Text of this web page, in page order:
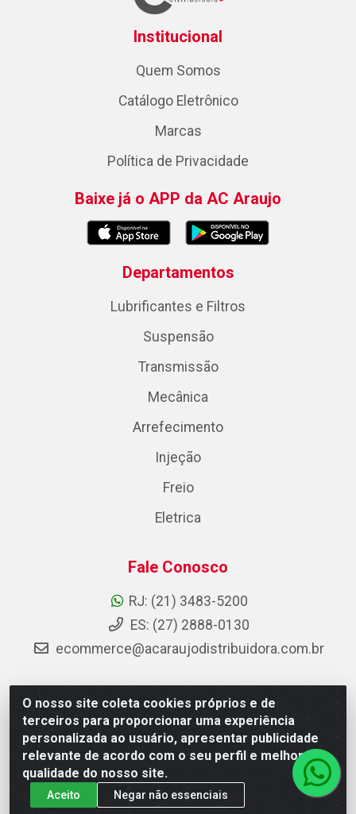
O nosso site coleta cookies próprios e de
terceiros para proporcionar uma experiência
personalizada ao usuário, apresentar publicidade
relevante de acordo com o seu perfil e melhorar a
qualidade do nosso site.
Aceito
Negar não essenciais
Institucional
Quem Somos
Catálogo Eletrônico
Marcas
Política de Privacidade
Baixe já o APP da AC Araujo
Departamentos
Lubrificantes e Filtros
Suspensão
Transmissão
Mecânica
Arrefecimento
Injeção
Freio
Eletrica
Fale Conosco
RJ: (21) 3483-5200
ES: (27) 2888-0130
ecommerce@acaraujodistribuidora.com.br
AC Araujo Distribuidora - Rua Carneiro de Campos, 42 -
São Cristóvão, Rio de Janeiro/RJ - CEP 20.920-410 -
CNPJ 08.744.753/0003-85